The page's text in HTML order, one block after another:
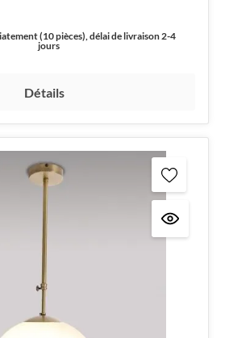
(10 pièces), délai de livraison 2-4
jours
Détails